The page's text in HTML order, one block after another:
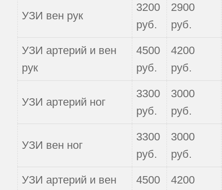
УЗИ вен рук
3200
руб.
2900
руб.
УЗИ артерий и вен
рук
4500
руб.
4200
руб.
УЗИ артерий ног
3300
руб.
3000
руб.
УЗИ вен ног
3300
руб.
3000
руб.
УЗИ артерий и вен
4500
4200